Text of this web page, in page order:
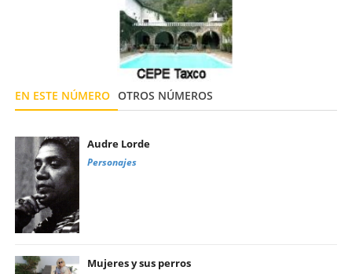
EN ESTE NÚMERO OTROS NÚMEROS
Audre Lorde
Personajes
Mujeres y sus perros